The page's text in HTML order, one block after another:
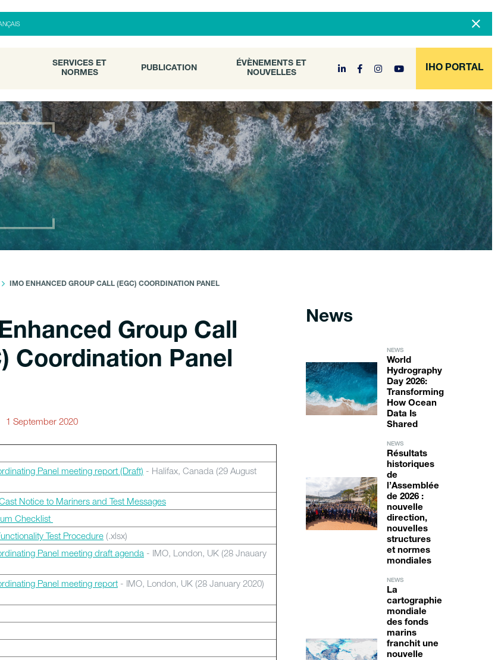
SERVICES ET
NORMES
PUBLICATION
ÉVÈNEMENTS ET
NOUVELLES
IHO PORTAL
DOCUMENT
ARCHIVE
IMO ENHANCED GROUP CALL (EGC) COORDINATION PANEL
Group Call
Coordination Panel
1 September 2020
Panel meeting report (Draft) - Halifax, Canada (29 August
Notice to Mariners and Test Messages
Checklist
Test Procedure (.xlsx)
Panel meeting draft agenda - IMO, London, UK (28 Jnauary
Panel meeting report - IMO, London, UK (28 January 2020)
News
NEWS
World
Hydrography
Day 2026:
Transforming
How Ocean
Data Is
Shared
NEWS
Résultats
historiques
de
l’Assemblée
de 2026 :
nouvelle
direction,
nouvelles
structures
et normes
mondiales
NEWS
La
cartographie
mondiale
des fonds
marins
franchit une
nouvelle